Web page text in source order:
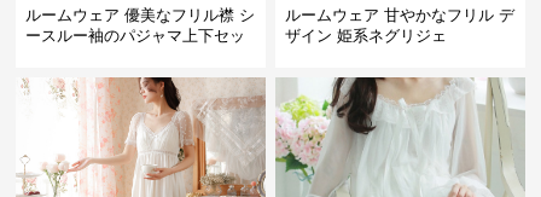
ルームウェア 優美なフリル襟 シ
ースルー袖のパジャマ上下セッ
ルームウェア 甘やかなフリル デ
ザイン 姫系ネグリジェ